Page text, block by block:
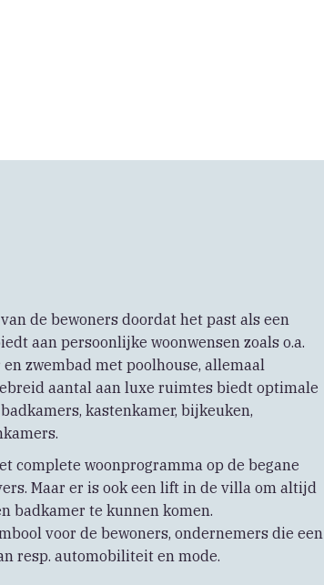
de bewoners doordat het past als een
aan persoonlijke woonwensen zoals o.a.
zwembad met poolhouse, allemaal
aantal aan luxe ruimtes biedt optimale
kastenkamer, bijkeuken,
complete woonprogramma op de begane
Maar er is ook een lift in de villa om altijd
badkamer te kunnen komen.
voor de bewoners, ondernemers die een
resp. automobiliteit en mode.